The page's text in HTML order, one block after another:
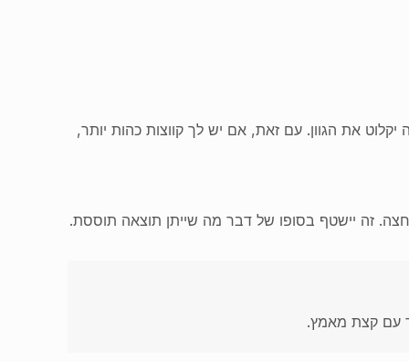
את הגוון. עם זאת, אם יש לך קווצות כהות יותר,
עם קצת מאמץ.